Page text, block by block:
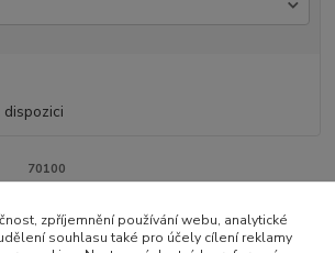
70100
v kategoriích
zpříjemnění používání webu, analytické
souhlasu také pro účely cílení reklamy